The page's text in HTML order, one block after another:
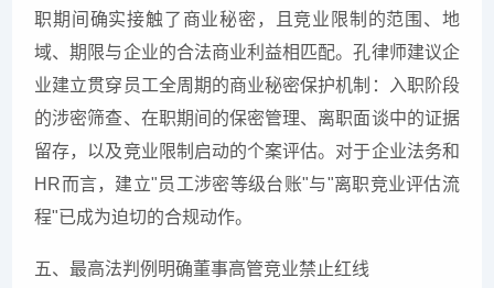
职期间确实接触了商业秘密，且竞业限制的范围、地
域、期限与企业的合法商业利益相匹配。孔律师建议企
业建立贯穿员工全周期的商业秘密保护机制：入职阶段
的涉密筛查、在职期间的保密管理、离职面谈中的证据
留存，以及竞业限制启动的个案评估。对于企业法务和
HR而言，建立"员工涉密等级台账"与"离职竞业评估流
程"已成为迫切的合规动作。
五、最高法判例明确董事高管竞业禁止红线